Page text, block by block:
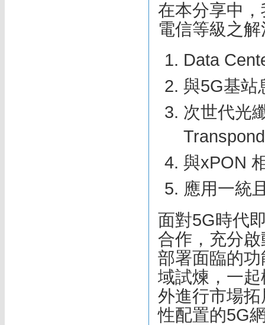
在本分享中
電信等級之
Data
與5G基站
次世代光
與xPON
應用一統
面對5G時代
合作，充分
部署面臨的
域試煉，一
外進行市場
性配置的5G